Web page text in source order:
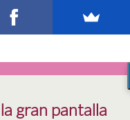
gran pantalla